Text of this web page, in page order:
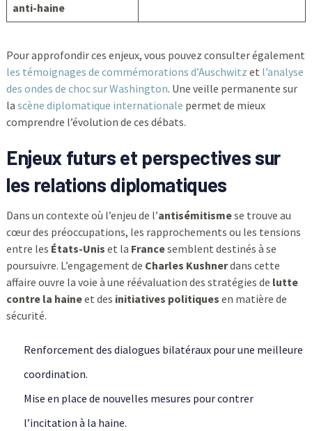
anti-haine
Pour approfondir ces enjeux, vous pouvez consulter également
les témoignages de commémorations d’Auschwitz et l’analyse
des ondes de choc sur Washington. Une veille permanente sur
la scène diplomatique internationale permet de mieux
comprendre l’évolution de ces débats.
Enjeux futurs et perspectives sur
les relations diplomatiques
Dans un contexte où l’enjeu de l’antisémitismese trouve au
cœur des préoccupations, les rapprochements ou les tensions
entre les États-Unis et la Francesemblent destinés à se
poursuivre. L’engagement de Charles Kushnerdans cette
affaire ouvre la voie à une réévaluation des stratégies de lutte
contre la haineet des initiatives politiques en matière de
sécurité.
Renforcement des dialogues bilatéraux pour une meilleure
coordination.
Mise en place de nouvelles mesures pour contrer
l’incitation à la haine.